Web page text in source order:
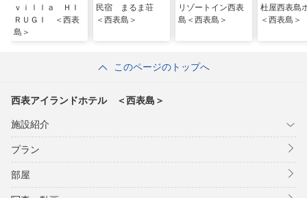
ｖｉｌｌａ ＨＩ
ＲＵＧＩ ＜西表
島＞
民宿 まるま荘
＜西表島＞
リゾートイン西表
島＜西表島＞
杜屋西表島
＜西表島＞
このページのトップへ
西表アイランドホテル ＜西表島＞
施設紹介
プラン
部屋